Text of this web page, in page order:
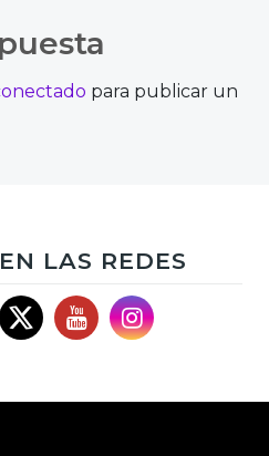
para publicar un
LAS REDES
X YouTubeInstagram